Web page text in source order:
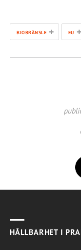
BIOBRÄNSLE + EU +
HÅLLBARHET I